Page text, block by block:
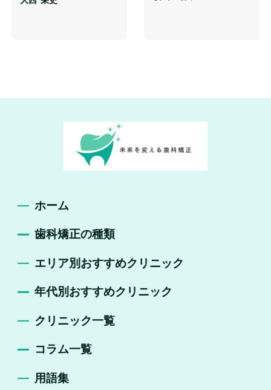
ホーム
歯科矯正の種類
エリア別おすすめクリニック
年代別おすすめクリニック
クリニック一覧
コラム一覧
用語集